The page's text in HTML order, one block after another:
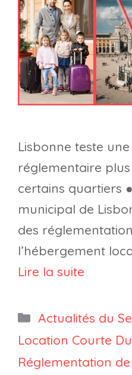
Lisbonne teste
réglementaire
certains quartiers
municipal de
des
l’hébergement
Lire la suite
Catégories
Actualités du
Location Courte
Réglementation